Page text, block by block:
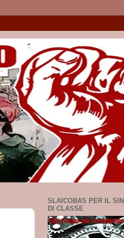
SLAICOBAS PER IL
DI CLASSE